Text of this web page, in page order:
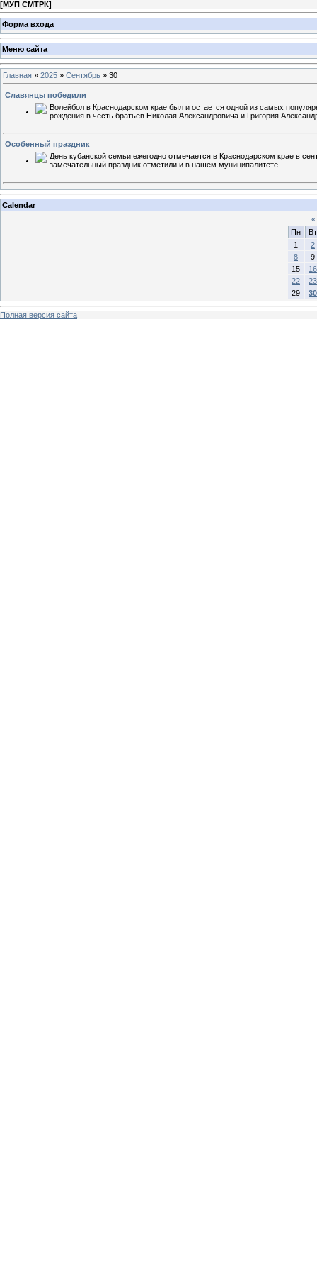
[МУП СМТРК]
Форма входа
Меню сайта
Главная » 2025 » Сентябрь » 30
Славянцы победили
Волейбол в Краснодарском крае был и остается одной из самых
рождения в честь братьев Николая Александровича и Григория
Особенный праздник
День кубанской семьи ежегодно отмечается в Краснодарском крае в
замечательный праздник отметили и в нашем муниципалитете
Calendar
«
Пн
Вт
1
2
8
9
15
16
22
23
29
30
Полная версия сайта